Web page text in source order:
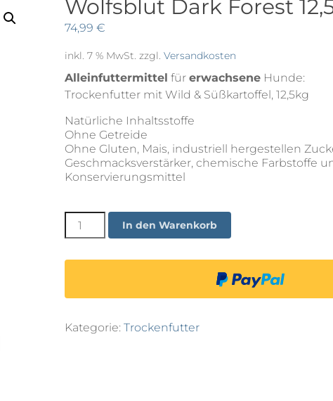
Wolfsblut Dark Forest
74,99 €
inkl. 7 % MwSt. zzgl. Versandkosten
Alleinfuttermittel für erwachsene Hunde:
Trockenfutter mit Wild & Süßkartoffel, 12,5kg
Natürliche Inhaltsstoffe
Ohne Getreide
Ohne Gluten, Mais, industriell hergestellen
Geschmacksverstärker, chemische Farbstoffe
Konservierungsmittel
Wolfsblut
Dark
12,5kg
In den Warenkorb
Kategorie: Trockenfutter